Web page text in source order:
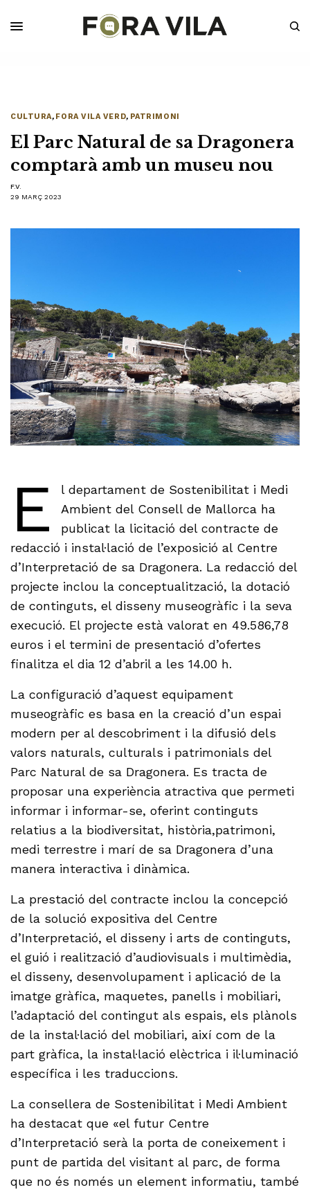
CULTURA, FORA VILA VERD, PATRIMONI
El Parc Natural de sa Dragonera
comptarà amb un museu nou
F.V.
29 MARÇ 2023
E
l departament de Sostenibilitat i Medi
Ambient del Consell de Mallorca ha
publicat la licitació del contracte de
redacció i instal·lació de l’exposició al Centre
d’Interpretació de sa Dragonera. La redacció del
projecte inclou la conceptualització, la dotació
de continguts, el disseny museogràfic i la seva
execució. El projecte està valorat en 49.586,78
euros i el termini de presentació d’ofertes
finalitza el dia 12 d’abril a les 14.00 h.
La configuració d’aquest equipament
museogràfic es basa en la creació d’un espai
modern per al descobriment i la difusió dels
valors naturals, culturals i patrimonials del
Parc Natural de sa Dragonera. Es tracta de
proposar una experiència atractiva que permeti
informar i informar-se, oferint continguts
relatius a la biodiversitat, història,patrimoni,
medi terrestre i marí de sa Dragonera d’una
manera interactiva i dinàmica.
La prestació del contracte inclou la concepció
de la solució expositiva del Centre
d’Interpretació, el disseny i arts de continguts,
el guió i realització d’audiovisuals i multimèdia,
el disseny, desenvolupament i aplicació de la
imatge gràfica, maquetes, panells i mobiliari,
l’adaptació del contingut als espais, els plànols
de la instal·lació del mobiliari, així com de la
part gràfica, la instal·lació elèctrica i il·luminació
específica i les traduccions.
La consellera de Sostenibilitat i Medi Ambient
ha destacat que «el futur Centre
d’Interpretació serà la porta de coneixement i
punt de partida del visitant al parc, de forma
que no és només un element informatiu, també